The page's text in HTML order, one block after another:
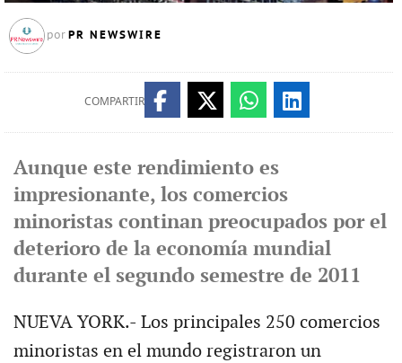
por PR NEWSWIRE
COMPARTIR
Aunque este rendimiento es
impresionante, los comercios
minoristas continan preocupados por el
deterioro de la economía mundial
durante el segundo semestre de 2011
NUEVA YORK.- Los principales 250 comercios
minoristas en el mundo registraron un